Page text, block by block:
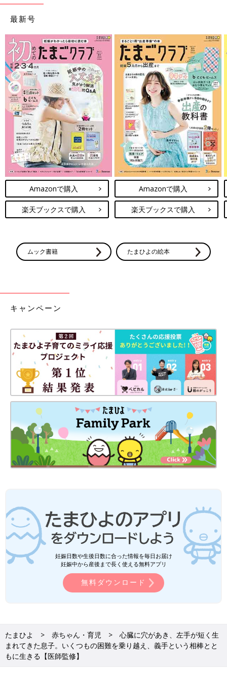
最新号
Amazonで購入
楽天ブックスで購入
Amazonで購入
楽天ブックスで購入
ムック書籍 たまひよの絵本
キャンペーン
妊娠日数や生後日数に合った情報を毎日お届け
妊娠中から産後まで長く使える無料アプリ
無料ダウンロード
たまひよ 赤ちゃん・育児
心臓に穴があき、左手が短く生
まれてきた息子。いくつもの困難を乗り越え、義手という相棒とと
もに生きる【医師監修】